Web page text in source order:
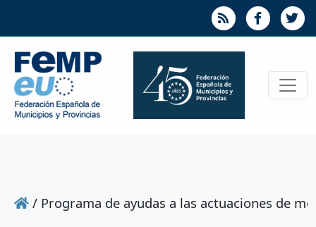
/ Programa de ayudas a las actuaciones de